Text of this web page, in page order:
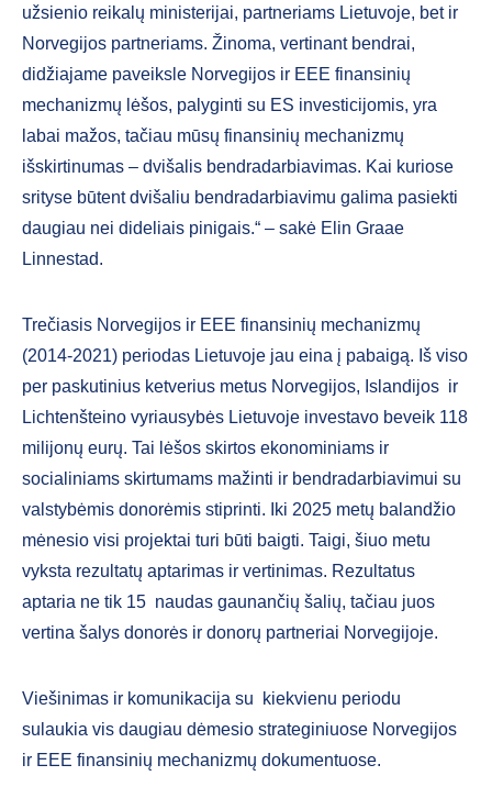
užsienio reikalų ministerijai, partneriams Lietuvoje, bet ir
Norvegijos partneriams. Žinoma, vertinant bendrai,
didžiajame paveiksle Norvegijos ir EEE finansinių
mechanizmų lėšos, palyginti su ES investicijomis, yra
labai mažos, tačiau mūsų finansinių mechanizmų
išskirtinumas – dvišalis bendradarbiavimas. Kai kuriose
srityse būtent dvišaliu bendradarbiavimu galima pasiekti
daugiau nei dideliais pinigais.“ – sakė Elin Graae
Linnestad.
Trečiasis Norvegijos ir EEE finansinių mechanizmų
(2014-2021) periodas Lietuvoje jau eina į pabaigą. Iš viso
per paskutinius ketverius metus Norvegijos, Islandijos ir
Lichtenšteino vyriausybės Lietuvoje investavo beveik 118
milijonų eurų. Tai lėšos skirtos ekonominiams ir
socialiniams skirtumams mažinti ir bendradarbiavimui su
valstybėmis donorėmis stiprinti. Iki 2025 metų balandžio
mėnesio visi projektai turi būti baigti. Taigi, šiuo metu
vyksta rezultatų aptarimas ir vertinimas. Rezultatus
aptaria ne tik 15 naudas gaunančių šalių, tačiau juos
vertina šalys donorės ir donorų partneriai Norvegijoje.
Viešinimas ir komunikacija su kiekvienu periodu
sulaukia vis daugiau dėmesio strateginiuose Norvegijos
ir EEE finansinių mechanizmų dokumentuose.